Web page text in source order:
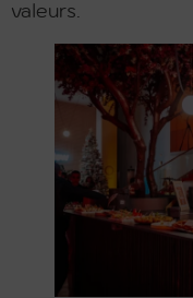
valeurs.